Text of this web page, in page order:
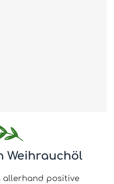
Weihrauchöl
allerhand positive